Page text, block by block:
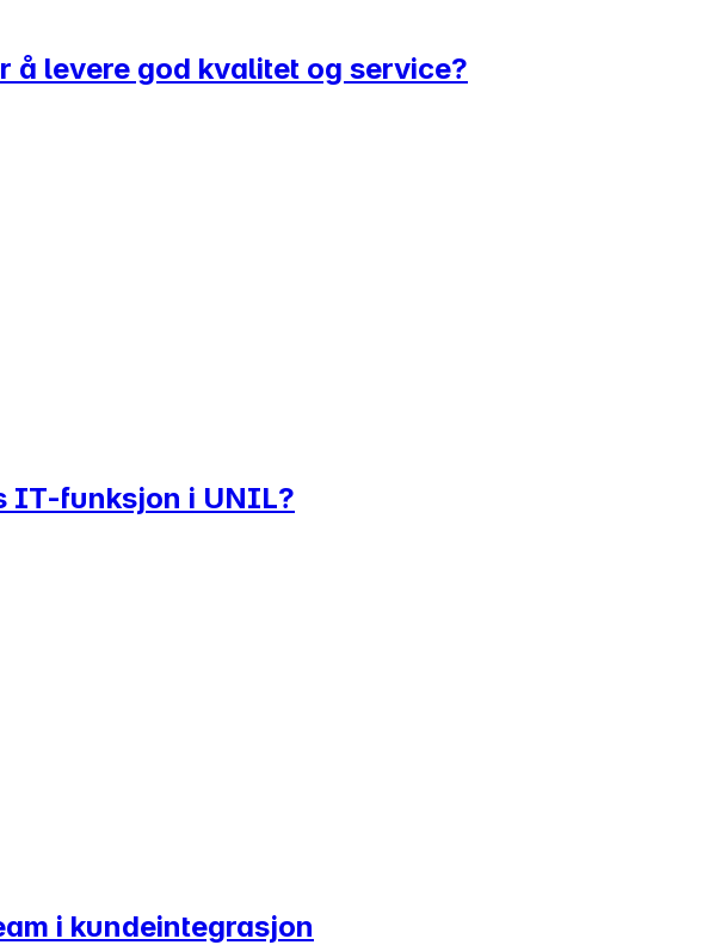
å levere god kvalitet og service?
IT-funksjon i UNIL?
i kundeintegrasjon